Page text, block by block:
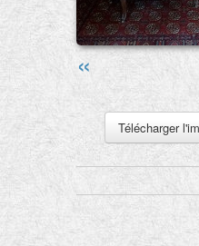
«
Télécharger